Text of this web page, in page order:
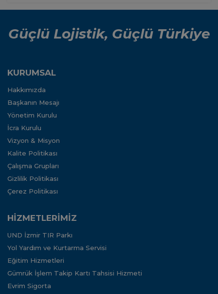
Güçlü Lojistik, Güçlü Türkiye
KURUMSAL
Hakkımızda
Başkanın Mesajı
Yönetim Kurulu
İcra Kurulu
Vizyon & Misyon
Kalite Politikası
Çalışma Grupları
Gizlilik Politikası
Çerez Politikası
HİZMETLERİMİZ
UND İzmir TIR Parkı
Yol Yardım ve Kurtarma Servisi
Eğitim Hizmetleri
Gümrük İşlem Takip Kartı Tahsisi Hizmeti
Evrim Sigorta